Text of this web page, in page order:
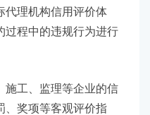
代理机构信用评价体
过程中的违规行为进行
施工、监理等企业的信
、奖项等客观评价指